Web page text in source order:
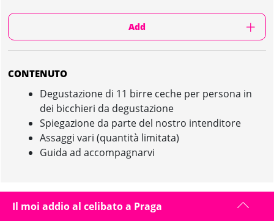
Add
CONTENUTO
Degustazione di 11 birre ceche per persona in
dei bicchieri da degustazione
Spiegazione da parte del nostro intenditore
Assaggi vari (quantità limitata)
Guida ad accompagnarvi
DEGUSTAZIONE DI BIRRE IN PRAGA :
Il moi addio al celibato a Praga